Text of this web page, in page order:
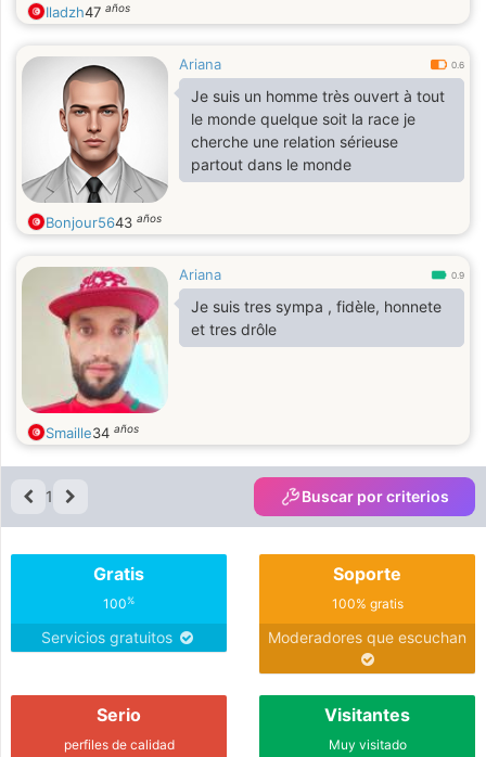
Iladzh47 años
Ariana 0.6
Je suis un homme très ouvert à tout
le monde quelque soit la race je
cherche une relation sérieuse
partout dans le monde
Bonjour5643 años
Ariana 0.9
Je suis tres sympa , fidèle, honnete
et tres drôle
Smaille34 años
1 Buscar por criterios
Gratis
100%
Servicios gratuitos
Soporte
100% gratis
Moderadores que escuchan
Serio
perfiles de calidad
Visitantes
Muy visitado